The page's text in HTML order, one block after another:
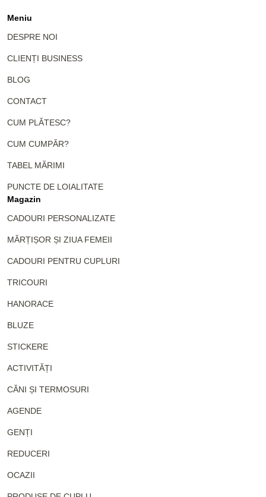
Meniu
DESPRE NOI
CLIENȚI BUSINESS
BLOG
CONTACT
CUM PLĂTESC?
CUM CUMPĂR?
TABEL MĂRIMI
PUNCTE DE LOIALITATE
Magazin
CADOURI PERSONALIZATE
MĂRȚIȘOR ȘI ZIUA FEMEII
CADOURI PENTRU CUPLURI
TRICOURI
HANORACE
BLUZE
STICKERE
ACTIVITĂȚI
CĂNI ȘI TERMOSURI
AGENDE
GENȚI
REDUCERI
OCAZII